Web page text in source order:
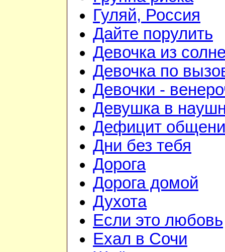
Гуляй, Россия
Дайте порулить
Девочка из
Девочка по
Девочки -
Девушка в
Дефицит
Дни без тебя
Дорога
Дорога домой
Духота
Если это любовь
Ехал в Сочи